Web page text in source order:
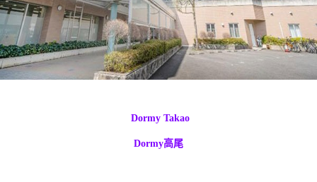
Dormy Takao
Dormy高尾